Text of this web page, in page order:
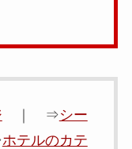
｜ ⇒シー
ホテルのカテ